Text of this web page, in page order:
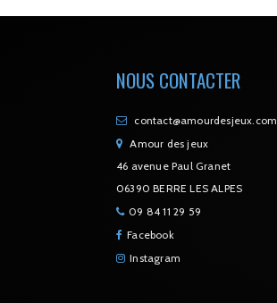
NOUS CONTACTER
contact@amourdesjeux.com
Amour des jeux
46 avenue Paul Granet
06390 BERRE LES ALPES
09 84 11 29 59
Facebook
Instagram